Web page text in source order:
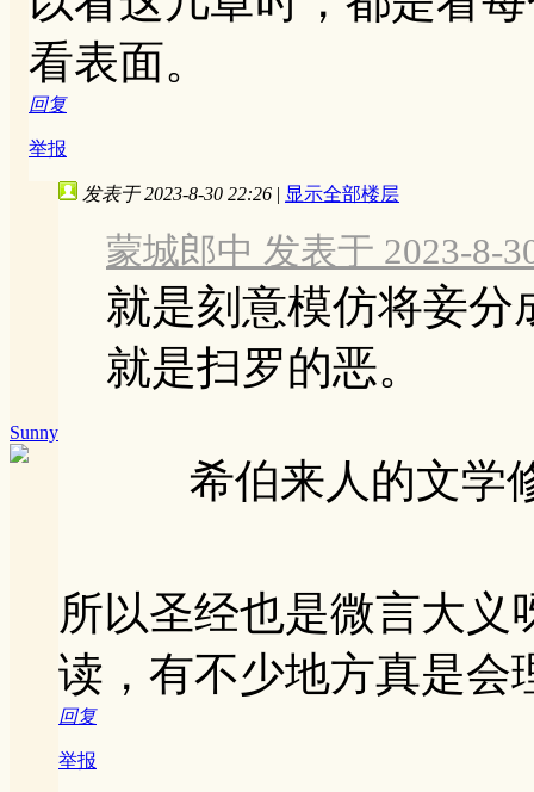
看表面。
回复
举报
Sunny
发表于 2023-8-30 22:26 | 显示全部楼层
蒙城郎中 发表于 2023-8-
就是刻意模仿将妾分
就是扫罗的恶。
希伯来人的文学
所以圣经也是微言大
读，有不少地方真是会
回复
举报